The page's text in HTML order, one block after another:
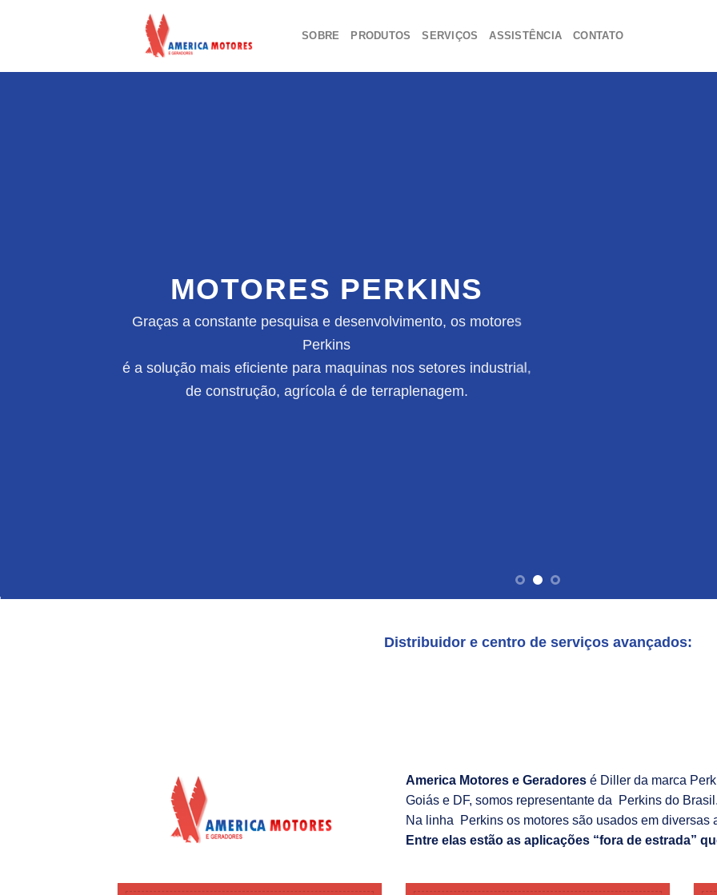
SOBRE PRODUTOS SERVIÇOS ASSISTÊNCIA CONTATO
MOTORES PERKINS
Graças a constante pesquisa e desenvolvimento, os motores
Perkins
é a solução mais eficiente para maquinas nos setores industrial,
de construção, agrícola é de terraplenagem.
Distribuidor e centro de serviços avançados:
America Motores e Geradores é Diller da marca
Goiás e DF, somos representante da Perkins do Brasil.
Na linha Perkins os motores são usados em diversas
Entre elas estão as aplicações “fora de estrada”